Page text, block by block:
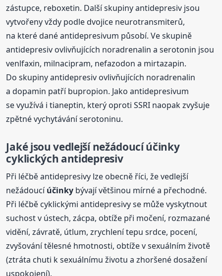
zástupce, reboxetin. Další skupiny antidepresiv jsou
vytvořeny vždy podle dvojice neurotransmiterů,
na které dané antidepresivum působí. Ve skupině
antidepresiv ovlivňujících noradrenalin a serotonin jsou
venlfaxin, milnacipram, nefazodon a mirtazapin.
Do skupiny antidepresiv ovlivňujících noradrenalin
a dopamin patří bupropion. Jako antidepresivum
se využívá i tianeptin, který oproti SSRI naopak zvyšuje
zpětné vychytávání serotoninu.
Jaké jsou vedlejší nežádoucíúčinky
cyklických antidepresiv
Při léčbě antidepresivy lze obecně říci, že vedlejší
nežádoucíúčinky bývají většinou mírné a přechodné.
Při léčbě cyklickými antidepresivy se může vyskytnout
suchost v ústech, zácpa, obtíže při močení, rozmazané
vidění, závratě, útlum, zrychlení tepu srdce, pocení,
zvyšování tělesné hmotnosti, obtíže v sexuálním životě
(ztráta chuti k sexuálnímu životu a zhoršené dosažení
uspokojení).